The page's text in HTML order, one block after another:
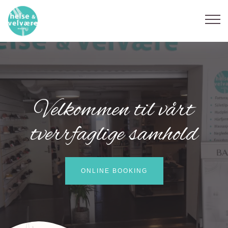
Velkommen til vårt
tverrfaglige samhold
ONLINE BOOKING